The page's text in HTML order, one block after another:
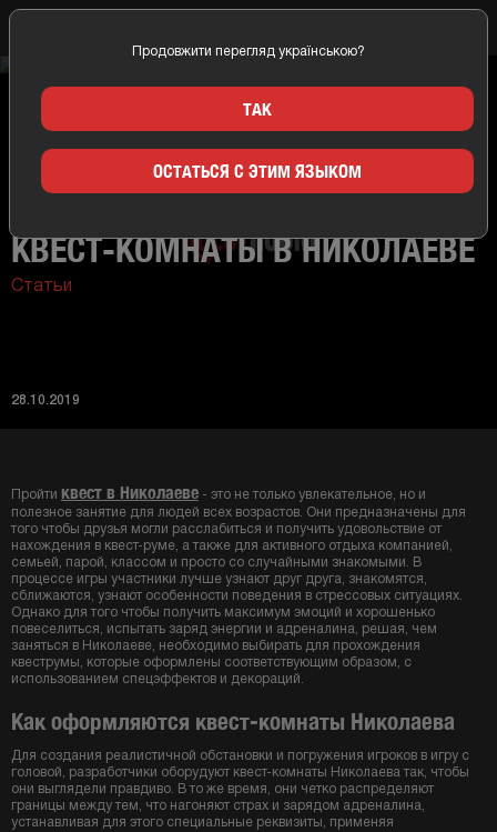
Особенности посещения квест-комнаты в Николаеве
КВЕСТ-КОМНАТЫ В НИКОЛАЕВЕ
Статьи
28.10.2019
Пройти квест в Николаеве - это не только увлекательное, но и
полезное занятие для людей всех возрастов. Они предназначены для
того чтобы друзья могли расслабиться и получить удовольствие от
нахождения в квест-руме, а также для активного отдыха компанией,
семьей, парой, классом и просто со случайными знакомыми. В
процессе игры участники лучше узнают друг друга, знакомятся,
сближаются, узнают особенности поведения в стрессовых ситуациях.
Однако для того чтобы получить максимум эмоций и хорошенько
повеселиться, испытать заряд энергии и адреналина, решая, чем
заняться в Николаеве, необходимо выбирать для прохождения
квеструмы, которые оформлены соответствующим образом, с
использованием спецэффектов и декораций.
Как оформляются квест-комнаты Николаева
Для создания реалистичной обстановки и погружения игроков в игру с
головой, разработчики оборудуют квест-комнаты Николаева так, чтобы
они выглядели правдиво. В то же время, они четко распределяют
границы между тем, что нагоняют страх и зарядом адреналина,
устанавливая для этого специальные реквизиты, применяя
Продовжити перегляд українською?
ТАК
ОСТАТЬСЯ С ЭТИМ ЯЗЫКОМ